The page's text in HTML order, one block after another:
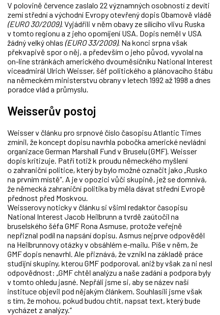
V polovině července zaslalo 22 významných osobností z devíti
zemí střední a východní Evropy otevřený dopis Obamově vládě
(EURO 30/2009). Vyjádřili v něm obavy ze sílícího vlivu Ruska
v tomto regionu a z jeho opomíjení USA. Dopis neměl v USA
žádný velký ohlas (EURO 33/2009). Na konci srpna však
překvapivě spor o něj, a především o jeho původ, vyvolal na
on-line stránkách amerického dvouměsíčníku National Interest
viceadmirál Ulrich Weisser, šéf politického a plánovacího štábu
na německém ministerstvu obrany v letech 1992 až 1998 a dnes
poradce vlád a průmyslu.
Weisserův postoj
Weisser v článku pro srpnové číslo časopisu Atlantic Times
zmínil, že koncept dopisu navrhla pobočka americké nevládní
organizace German Marshall Fund v Bruselu (GMF). Weisser
dopis kritizuje. Patří totiž k proudu německého myšlení
o zahraniční politice, který by bylo možné označit jako „Rusko
na prvním místě“. A je v opozici vůči skupině, jež se domnívá,
že německá zahraniční politika by měla dávat střední Evropě
přednost před Moskvou.
Weisserovy noticky v článku si všiml redaktor časopisu
National Interest Jacob Heilbrunn a tvrdě zaútočil na
bruselského šéfa GMF Rona Asmuse, protože veřejně
nepřiznal podíl na napsání dopisu. Asmus nejprve odpověděl
na Heilbrunnovy otázky v obsáhlém e-mailu. Píše v něm, že
GMF dopis nenavrhl. Ale přiznává, že vznikl na základě práce
studijní skupiny, kterou GMF podporoval, aniž by však za ni nesl
odpovědnost: „GMF chtěl analýzu a naše zadání a podpora byly
v tomto ohledu jasné. Nepřáli jsme si, aby se název naší
instituce objevil pod nějakým článkem. Souhlasili jsme však
s tím, že mohou, pokud budou chtít, napsat text, který bude
vycházet z analýzy.“